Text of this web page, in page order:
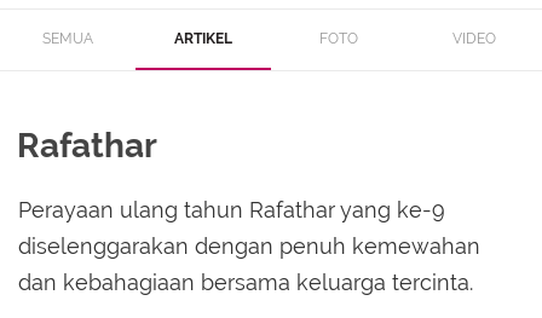
SEMUA ARTIKEL FOTO VIDEO
Rafathar
Perayaan ulang tahun Rafathar yang ke-9
diselenggarakan dengan penuh kemewahan
dan kebahagiaan bersama keluarga tercinta.